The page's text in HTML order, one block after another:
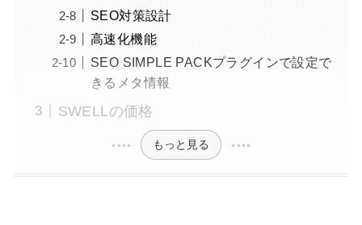
SEO対策設計
高速化機能
SEO SIMPLE PACKプラグインで設定で
きるメタ情報
SWELLの価格
もっと見る